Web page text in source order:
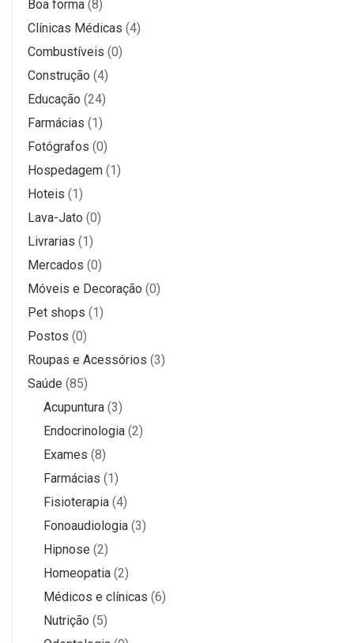
Boa forma (8)
Clínicas Médicas (4)
Combustíveis (0)
Construção (4)
Educação (24)
Farmácias (1)
Fotógrafos (0)
Hospedagem (1)
Hoteis (1)
Lava-Jato (0)
Livrarias (1)
Mercados (0)
Móveis e Decoração (0)
Pet shops (1)
Postos (0)
Roupas e Acessórios (3)
Saúde (85)
Acupuntura (3)
Endocrinologia (2)
Exames (8)
Farmácias (1)
Fisioterapia (4)
Fonoaudiologia (3)
Hipnose (2)
Homeopatia (2)
Médicos e clínicas (6)
Nutrição (5)